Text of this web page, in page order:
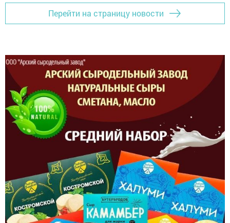
Перейти на страницу новости